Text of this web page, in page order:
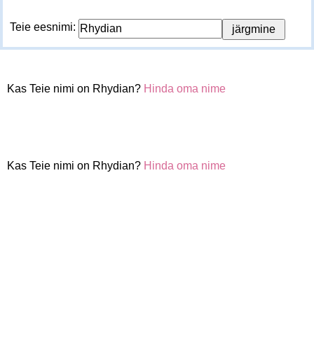
Teie eesnimi:
Kas Teie nimi on Rhydian? Hinda oma nime
Kas Teie nimi on Rhydian? Hinda oma nime